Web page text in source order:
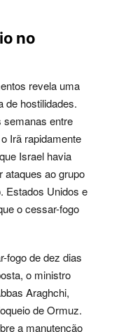
no
revela uma
de hostilidades.
semanas entre
Irã rapidamente
Israel havia
ataques ao grupo
Estados Unidos e
o cessar-fogo
fogo de dez dias
o ministro
Araghchi,
de Ormuz.
a manutenção